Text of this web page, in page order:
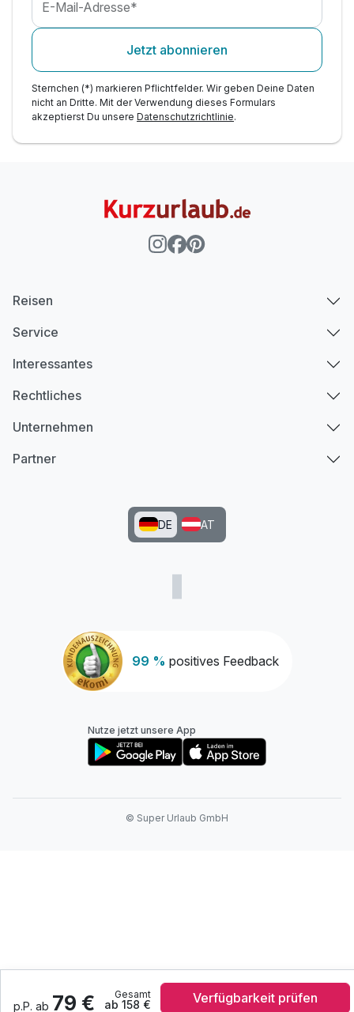
p.P. ab 79 € Gesamt
ab 158 € Verfügbarkeit prüfen
E-Mail-Adresse*
Jetzt abonnieren
Sternchen (*) markieren Pflichtfelder. Wir geben Deine Daten
nicht an Dritte. Mit der Verwendung dieses Formulars
akzeptierst Du unsere Datenschutzrichtlinie.
99 % positives Feedback
Reisen
Service
Interessantes
Rechtliches
Unternehmen
Partner
DE AT
Nutze jetzt unsere App
© Super Urlaub GmbH